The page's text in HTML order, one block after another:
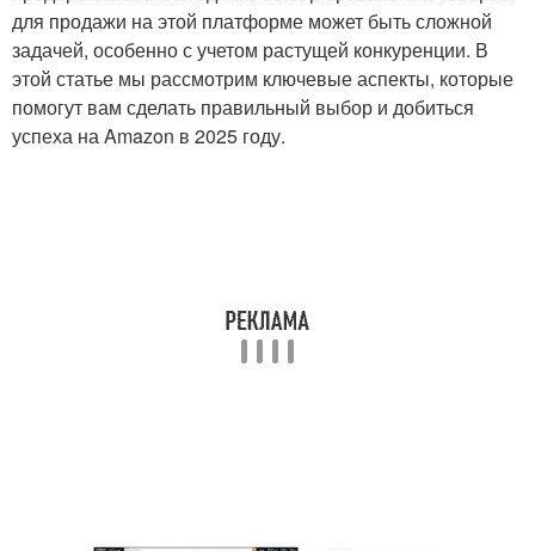
для продажи на этой платформе может быть сложной
задачей, особенно с учетом растущей конкуренции. В
этой статье мы рассмотрим ключевые аспекты, которые
помогут вам сделать правильный выбор и добиться
успеха на Amazon в 2025 году.